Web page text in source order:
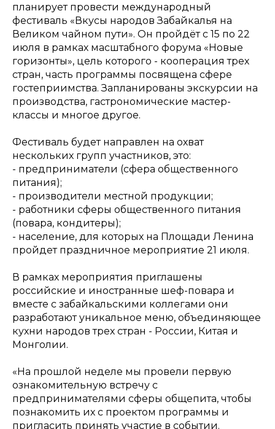
планирует провести международный
фестиваль «Вкусы народов Забайкалья на
Великом чайном пути». Он пройдёт с 15 по 22
июля в рамках масштабного форума «Новые
горизонты», цель которого - кооперация трех
стран, часть программы посвящена сфере
гостеприимства. Запланированы экскурсии на
производства, гастрономические мастер-
классы и многое другое.
Фестиваль будет направлен на охват
нескольких групп участников, это:
- предприниматели (сфера общественного
питания);
- производители местной продукции;
- работники сферы общественного питания
(повара, кондитеры);
- население, для которых на Площади Ленина
пройдет праздничное мероприятие 21 июля.
В рамках мероприятия приглашены
российские и иностранные шеф-повара и
вместе с забайкальскими коллегами они
разработают уникальное меню, объединяющее
кухни народов трех стран - России, Китая и
Монголии.
«На прошлой неделе мы провели первую
ознакомительную встречу с
предпринимателями сферы общепита, чтобы
познакомить их с проектом программы и
пригласить принять участие в событии.